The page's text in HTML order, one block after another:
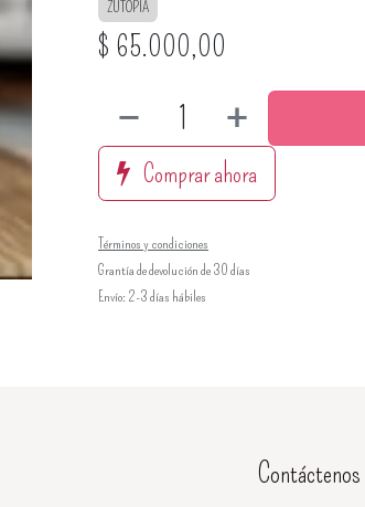
ZUTOPIA
$ 65.000,00
Comprar ahora
Términos y condiciones
Grantía de devolución de 30 días
Envío: 2-3 días hábiles
Contáctenos